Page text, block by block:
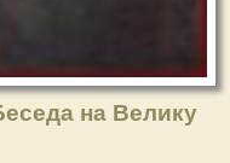
на Велику